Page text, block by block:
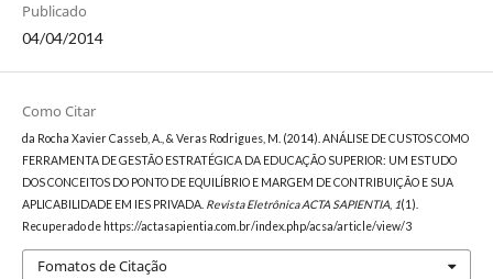
Publicado
04/04/2014
Como Citar
da Rocha Xavier Casseb, A., & Veras Rodrigues, M. (2014). ANÁLISE DE CUSTOS COMO
FERRAMENTA DE GESTÃO ESTRATÉGICA DA EDUCAÇÃO SUPERIOR: UM ESTUDO
DOS CONCEITOS DO PONTO DE EQUILÍBRIO E MARGEM DE CONTRIBUIÇÃO E SUA
APLICABILIDADE EM IES PRIVADA. Revista Eletrônica ACTA SAPIENTIA, 1(1).
Recuperado de https://actasapientia.com.br/index.php/acsa/article/view/3
Fomatos de Citação